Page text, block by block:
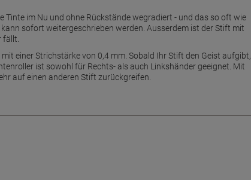
im Nu und ohne Rückstände wegradiert - und das so oft wie
sofort weitergeschrieben werden. Ausserdem ist der Stift mit
einer Strichstärke von 0,4 mm. Sobald Ihr Stift den Geist aufgibt,
ist sowohl für Rechts- als auch Linkshänder geeignet. Mit
auf einen anderen Stift zurückgreifen.